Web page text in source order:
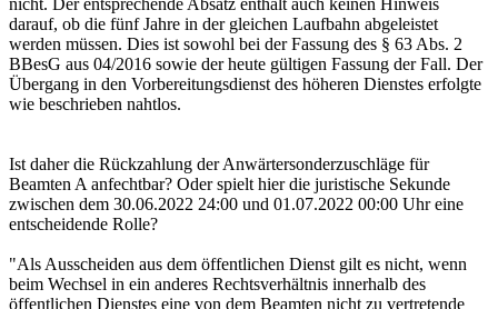
nicht. Der entsprechende Absatz enthält auch keinen Hinweis
darauf, ob die fünf Jahre in der gleichen Laufbahn abgeleistet
werden müssen. Dies ist sowohl bei der Fassung des § 63 Abs. 2
BBesG aus 04/2016 sowie der heute gültigen Fassung der Fall. Der
Übergang in den Vorbereitungsdienst des höheren Dienstes erfolgte
wie beschrieben nahtlos.
Ist daher die Rückzahlung der Anwärtersonderzuschläge für
Beamten A anfechtbar? Oder spielt hier die juristische Sekunde
zwischen dem 30.06.2022 24:00 und 01.07.2022 00:00 Uhr eine
entscheidende Rolle?
"Als Ausscheiden aus dem öffentlichen Dienst gilt es nicht, wenn
beim Wechsel in ein anderes Rechtsverhältnis innerhalb des
öffentlichen Dienstes eine von dem Beamten nicht zu vertretende